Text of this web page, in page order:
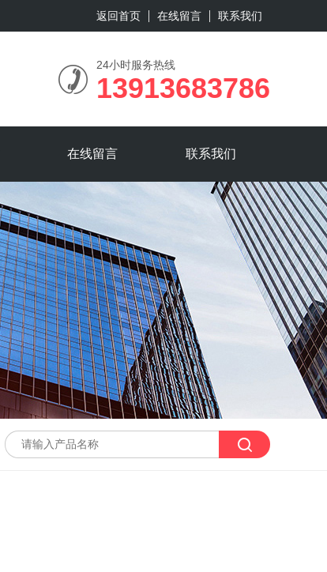
返回首页 在线留言 联系我们
24小时服务热线
13913683786
在线留言 联系我们